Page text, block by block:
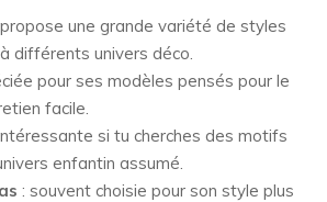
une grande variété de styles
différents univers déco.
pour ses modèles pensés pour le
facile.
si tu cherches des motifs
enfantin assumé.
: souvent choisie pour son style plus